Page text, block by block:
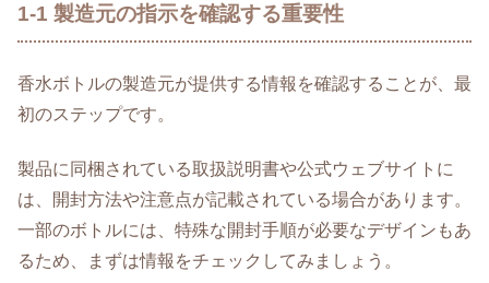
1-1 製造元の指示を確認する重要性
香水ボトルの製造元が提供する情報を確認することが、最
初のステップです。
製品に同梱されている取扱説明書や公式ウェブサイトに
は、開封方法や注意点が記載されている場合があります。
一部のボトルには、特殊な開封手順が必要なデザインもあ
るため、まずは情報をチェックしてみましょう。